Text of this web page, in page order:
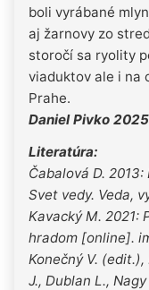
boli vyrábané
aj žarnovy zo
storočí sa ryolity
viaduktov ale i na
Prahe.
Daniel Pivko 2025
Literatúra:
Čabalová D.
Svet vedy. Veda,
Kavacký M. 2021:
hradom [online].
Konečný V. (edit.),
J., Dublan L.,